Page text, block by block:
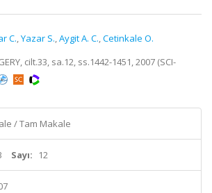
C.,Yazar S.,Aygit A. C.,Cetinkale O.
cilt.33, sa.12, ss.1442-1451, 2007 (SCI-
/ Tam Makale
Sayı: 12